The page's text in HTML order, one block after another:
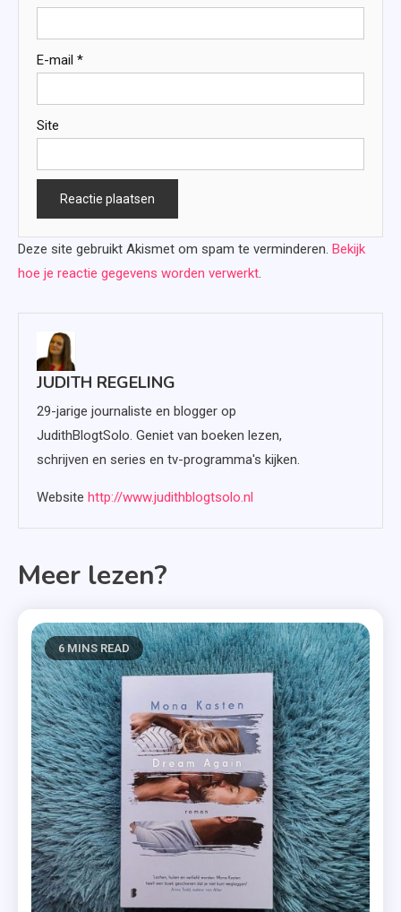
E-mail *
Site
Deze site gebruikt Akismet om spam te verminderen. Bekijk
hoe je reactie gegevens worden verwerkt.
JUDITH REGELING
29-jarige journaliste en blogger op
JudithBlogtSolo. Geniet van boeken lezen,
schrijven en series en tv-programma's kijken.
Website http://www.judithblogtsolo.nl
Meer lezen?
6 MINS READ